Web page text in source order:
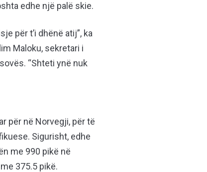
edhe një palë skie.
për t’i dhënë atij”, ka
Maloku, sekretari i
“Shteti ynë nuk
për në Norvegji, për të
Sigurisht, edhe
me 990 pikë në
375.5 pikë.